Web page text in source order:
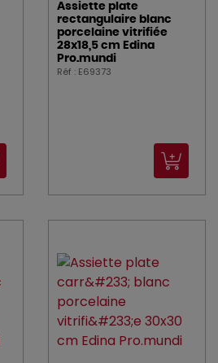
Assiette plate
rectangulaire blanc
porcelaine vitrifiée
28x18,5 cm Edina
Pro.mundi
Réf : E69373